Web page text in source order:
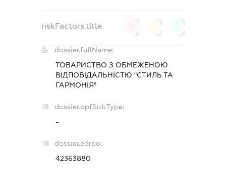
riskFactors.title
dossier.fullName:
ТОВАРИСТВО З ОБМЕЖЕНОЮ
ВІДПОВІДАЛЬНІСТЮ "СТИЛЬ ТА
ГАРМОНІЯ"
dossier.opfSubType:
-
dossier.edrpo:
42363880